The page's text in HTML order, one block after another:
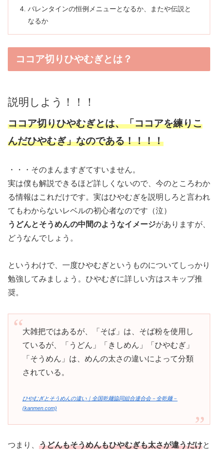
バレンタインの恒例メニューとなるか、またや伝説と
なるか
ココア切りひやむぎとは？
説明しよう！！！
ココア切りひやむぎとは、「ココアを練りこ
んだひやむぎ」なのである！！！！
・・・そのまんますぎてすいません。
実は僕も解説できるほど詳しくないので、今のところわか
る情報はこれだけです。実はひやむぎを説明しろと言われ
てもわからないレベルの初心者なのです（泣）
うどんとそうめんの中間のようなイメージがありますが、
どうなんでしょう。
というわけで、一度ひやむぎというものについてしっかり
勉強してみましょう。ひやむぎに詳しい方はスキップ推
奨。
大雑把ではあるが、「そば」は、そば粉を使用し
ているが、「うどん」「きしめん」「ひやむぎ」
「そうめん」は、めんの太さの違いによって分類
されている。
ひやむぎとそうめんの違い｜全国乾麺協同組合連合会－全乾麺－
(kanmen.com)
つまり、 うどんもそうめんもひやむぎも太さが違うだけと